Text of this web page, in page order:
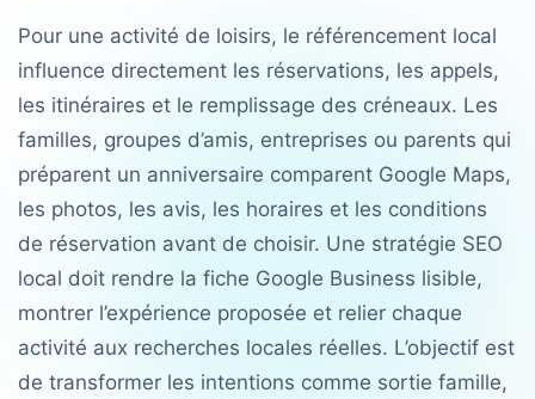
Pour une activité de loisirs, le référencement local
influence directement les réservations, les appels,
les itinéraires et le remplissage des créneaux. Les
familles, groupes d’amis, entreprises ou parents qui
préparent un anniversaire comparent Google Maps,
les photos, les avis, les horaires et les conditions
de réservation avant de choisir. Une stratégie SEO
local doit rendre la fiche Google Business lisible,
montrer l’expérience proposée et relier chaque
activité aux recherches locales réelles. L’objectif est
de transformer les intentions comme sortie famille,